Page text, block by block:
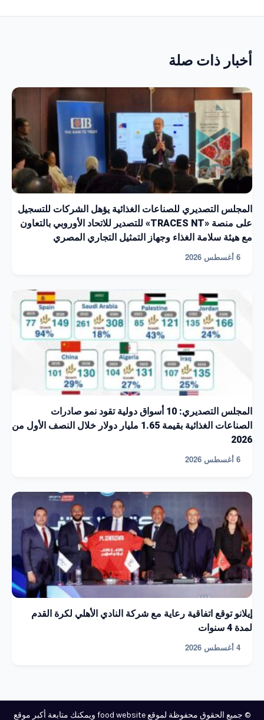
أخبار ذات صلة
المجلس التصديري للصناعات الغذائية يؤهل الشركات للتسجيل
على منصة «TRACES NT» للتصدير للاتحاد الأوروبي بالتعاون
مع هيئة سلامة الغذاء وجهاز التمثيل التجاري المصري
6 أغسطس 2026
المجلس التصديري: 10 أسواق دولية تقود نمو صادرات
الصناعات الغذائية بقيمة 1.65 مليار دولار خلال النصف الأول من
2026
6 أغسطس 2026
إيلانو توقع اتفاقية رعاية مع شركة النادي الأهلي لكرة القدم
لمدة 4 سنوات
4 أغسطس 2026
© جميع الحقوق محفوظة لموقع food website ويمكنك متابعة أكبر موقع